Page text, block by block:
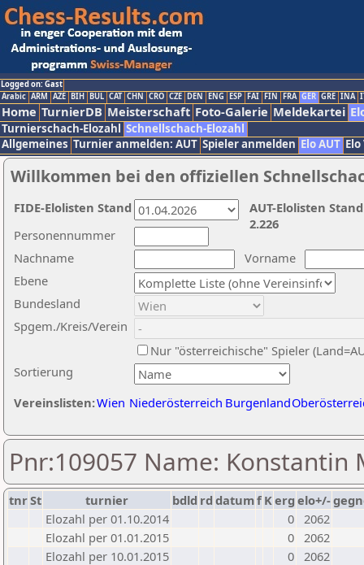
Logged on: Gast
Arabic ARM AZE BIH BUL CAT CHN CRO CZE DEN ENG ESP FAI FIN FRA GER GRE INA
Home TurnierDB Meisterschaft Foto-Galerie Meldekartei
Turnierschach-Elozahl Schnellschach-Elozahl
Allgemeines Turnier anmelden: AUT Spieler anmelden Elo AUT
Willkommen bei den offiziellen
Nachname
Vorname
Ebene
Sortierung
Personennummer
Bundesland
Spgem./Kreis/Verein
Nur "österreichische" Spieler
Vereinslisten:Wien Niederösterreich Burgenland
AUT-Elolisten
2.226
FIDE-Elolisten Stand
Pnr:109057 Name: Konstantin
tnrSt turnier bdld rd datumf Kerg elo+/-
Elozahl per 01.10.2014
0 2062
Elozahl per 01.01.2015
0 2062
Elozahl per 10.01.2015
0 2062